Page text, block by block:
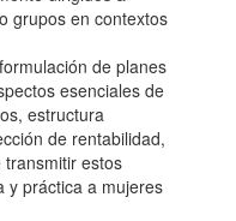
grupos en contextos
de planes
esenciales de
estructura
de rentabilidad,
estos
y práctica a mujeres